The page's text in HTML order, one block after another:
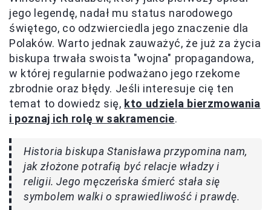
jego legendę, nadał mu status narodowego
świętego, co odzwierciedla jego znaczenie dla
Polaków. Warto jednak zauważyć, że już za życia
biskupa trwała swoista "wojna" propagandowa,
w której regularnie podważano jego rzekome
zbrodnie oraz błędy. Jeśli interesuje cię ten
temat to dowiedz się, kto udziela bierzmowania
i poznaj ich rolę w sakramencie.
Historia biskupa Stanisława przypomina nam,
jak złożone potrafią być relacje władzy i
religii. Jego męczeńska śmierć stała się
symbolem walki o sprawiedliwość i prawdę.